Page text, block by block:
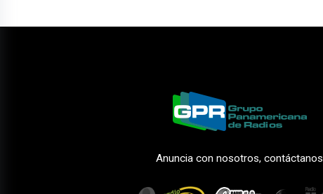
Anuncia con nosotros, contáctanos